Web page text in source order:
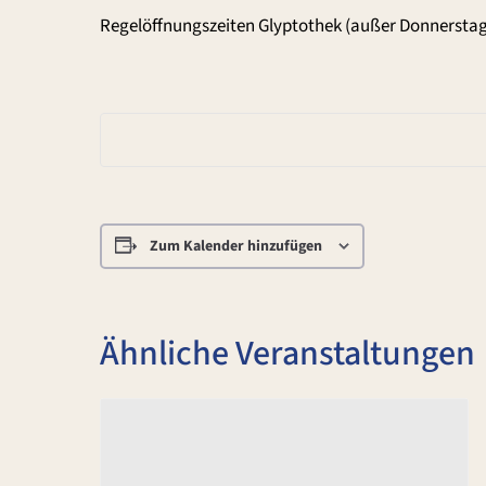
Regelöffnungszeiten Glyptothek (außer
Zum Kalender hinzufügen
Ähnliche Veranstaltungen